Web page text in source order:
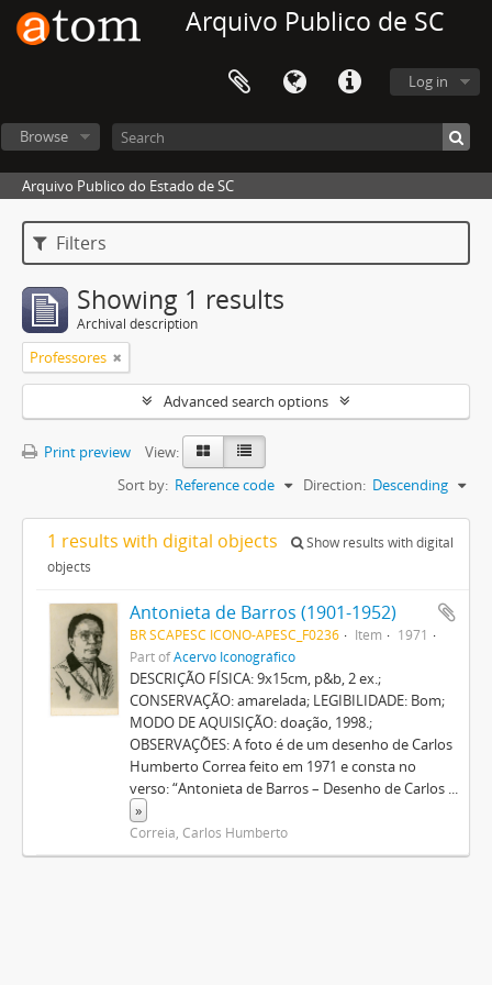
Arquivo Publico de SC
Log in
Browse
Arquivo Publico do Estado de SC
Filters
Showing 1 results
Archival description
Professores
Advanced search options
Print preview
View:
Sort by: Reference code Direction: Descending
1 results with digital objects
Show results with digital
objects
Antonieta de Barros (1901-1952)
BR SCAPESC ICONO-APESC_F0236 Item
1971
Part ofAcervo Iconográfico
DESCRIÇÃO FÍSICA: 9x15cm, p&b, 2 ex.;
CONSERVAÇÃO: amarelada; LEGIBILIDADE: Bom;
MODO DE AQUISIÇÃO: doação, 1998.;
OBSERVAÇÕES: A foto é de um desenho de Carlos
Humberto Correa feito em 1971 e consta no
verso: “Antonieta de Barros – Desenho de Carlos ...
»
Correia, Carlos Humberto